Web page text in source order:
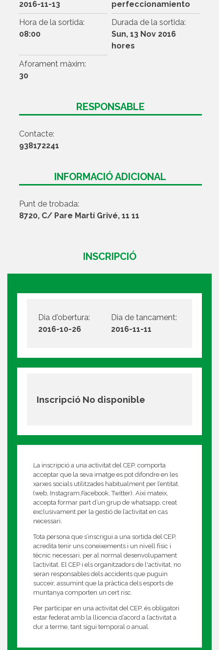
2016-11-13
perfeccionamiento
Hora de la sortida:
08:00
Durada de la sortida:
Sun, 13 Nov 2016
hores
Aforament màxim:
30
RESPONSABLE
Contacte:
938172241
INFORMACIÓ ADICIONAL
Punt de trobada:
8720, C/ Pare Martí Grivé, 11 11
INSCRIPCIÓ
Dia d'obertura:
2016-10-26
Dia de tancament:
2016-11-11
Inscripció No disponible
La inscripció a una activitat del CEP, comporta
acceptar que la seva imatge es pot difondre en les
xarxes socials utilitzades habitualment per l’entitat.
(web, Instagram,Facebook, Twitter). Així mateix,
accepta formar part d’un grup de whatsapp, creat
exclusivament per la gestió de l’activitat en cas
necessari.
Tota persona que s’inscrigui a una sortida del CEP,
acredita tenir uns coneixements i un nivell físic i
tècnic necessari, per al normal desenvolupament
l’activitat. El CEP i els organitzadors de l'activitat, no
seran responsables dels accidents que puguin
succeir, assumint que la pràctica dels esports de
muntanya comporten un cert risc.
Per participar en una activitat del CEP, és obligatori
estar federat amb la llicencia d’acord a l’activitat a
dur a terme, tant sigui temporal o anual.